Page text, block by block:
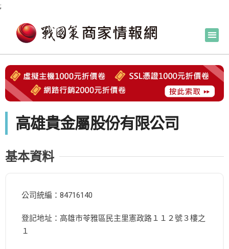
;
高雄貴金屬股份有限公司
基本資料
公司統編：84716140
登記地址：高雄市苓雅區民主里憲政路１１２號３樓之
１